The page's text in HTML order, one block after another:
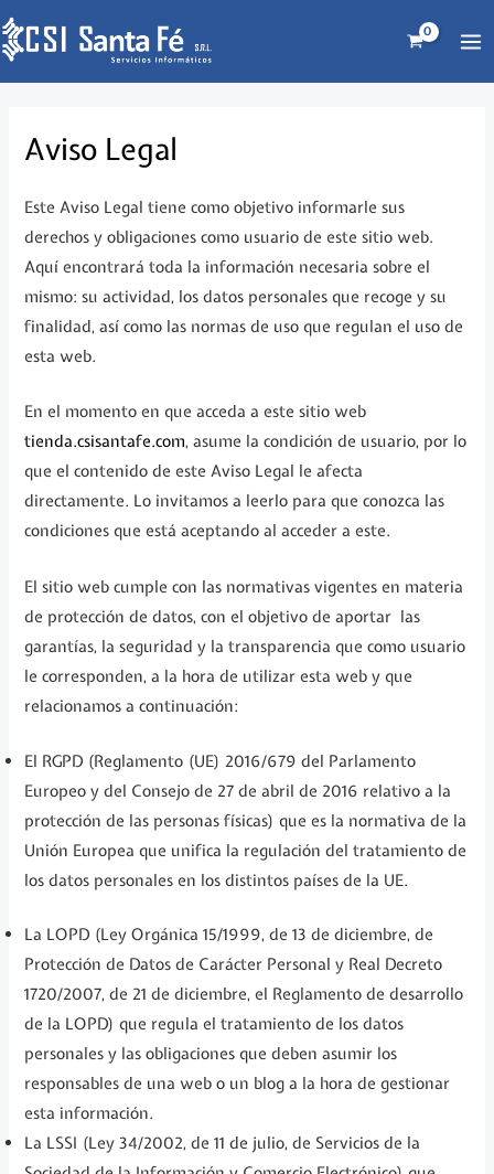
Ir
al
Aviso Legal
Este Aviso Legal tiene como objetivo informarle sus
derechos y obligaciones como usuario de este sitio web.
Aquí encontrará toda la información necesaria sobre el
mismo: su actividad, los datos personales que recoge y su
finalidad, así como las normas de uso que regulan el uso de
esta web.
En el momento en que acceda a este sitio web
tienda.csisantafe.com, asume la condición de usuario, por lo
que el contenido de este Aviso Legal le afecta
directamente. Lo invitamos a leerlo para que conozca las
condiciones que está aceptando al acceder a este.
El sitio web cumple con las normativas vigentes en materia
de protección de datos, con el objetivo de aportar las
garantías, la seguridad y la transparencia que como usuario
le corresponden, a la hora de utilizar esta web y que
relacionamos a continuación:
El RGPD (Reglamento (UE) 2016/679 del Parlamento
Europeo y del Consejo de 27 de abril de 2016 relativo a la
protección de las personas físicas) que es la normativa de la
Unión Europea que unifica la regulación del tratamiento de
los datos personales en los distintos países de la UE.
La LOPD (Ley Orgánica 15/1999, de 13 de diciembre, de
Protección de Datos de Carácter Personal y Real Decreto
1720/2007, de 21 de diciembre, el Reglamento de desarrollo
de la LOPD) que regula el tratamiento de los datos
personales y las obligaciones que deben asumir los
responsables de una web o un blog a la hora de gestionar
esta información.
La LSSI (Ley 34/2002, de 11 de julio, de Servicios de la